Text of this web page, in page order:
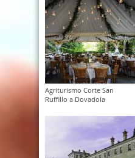
Agriturismo Corte San
Ruffillo a Dovadola